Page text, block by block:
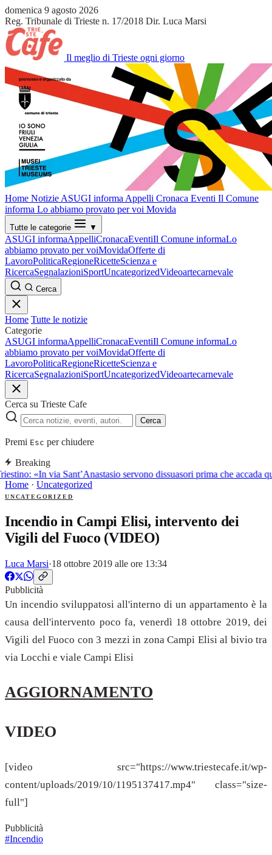
domenica 9 agosto 2026
Reg. Tribunale di Trieste n. 17/2018 Dir. Luca Marsi
Il meglio di Trieste ogni giorno
Home Notizie ASUGI informa Appelli Cronaca Eventi Il Comune
informa Lo abbiamo provato per voi Movida
Tutte le categorie ▼
ASUGI informaAppelliCronacaEventiIl Comune informaLo
abbiamo provato per voiMovidaOfferte di
LavoroPoliticaRegioneRicetteScienza e
RicercaSegnalazioniSportUncategorizedVideoartecarnevale
Cerca
Home Tutte le notizie
Categorie
ASUGI informaAppelliCronacaEventiIl Comune informaLo
abbiamo provato per voiMovidaOfferte di
LavoroPoliticaRegioneRicetteScienza e
RicercaSegnalazioniSportUncategorizedVideoartecarnevale
Cerca su Trieste Cafe
Cerca
Premi Esc per chiudere
Breaking
«In via Sant’Anastasio servono dissuasori prima che accada
Home · Uncategorized
UNCATEGORIZED
Incendio in Campi Elisi, intervento dei
Vigili del Fuoco (VIDEO)
Luca Marsi·18 ottobre 2019 alle ore 13:34
Pubblicità
Un incendio sviluppatosi all'interno di un appartamento è la
causa dell'intervento poco fa, venerdì 18 ottobre 2019, dei
Vigili del Fuoco con 3 mezzi in zona Campi Elisi al bivio tra
via Locchi e viale Campi Elisi
AGGIORNAMENTO
VIDEO
[video src="https://www.triestecafe.it/wp-
content/uploads/2019/10/1195137417.mp4" class="size-
full"]
Pubblicità
#Incendio